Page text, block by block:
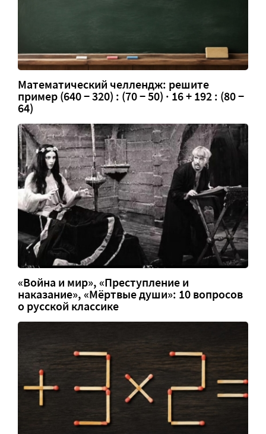
Математический челлендж: решите
пример (640 − 320) : (70 − 50) · 16 + 192 : (80 −
64)
«Война и мир», «Преступление и
наказание», «Мёртвые души»: 10 вопросов
о русской классике